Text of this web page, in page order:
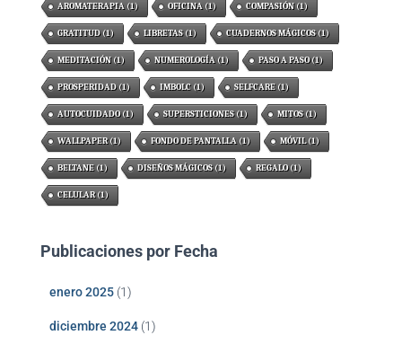
AROMATERAPIA (1) OFICINA (1) COMPASIÓN(1)
GRATITUD(1) LIBRETAS(1) CUADERNOS MÁGICOS(1)
MEDITACIÓN(1) NUMEROLOGÍA (1) PASO A PASO(1)
PROSPERIDAD(1) IMBOLC (1) SELFCARE(1)
AUTOCUIDADO(1) SUPERSTICIONES(1) MITOS(1)
WALLPAPER(1) FONDO DE PANTALLA (1) MÓVIL(1)
BELTANE(1) DISEÑOS MÁGICOS(1) REGALO(1)
CELULAR(1)
Publicaciones por Fecha
enero 2025 (1)
diciembre 2024 (1)